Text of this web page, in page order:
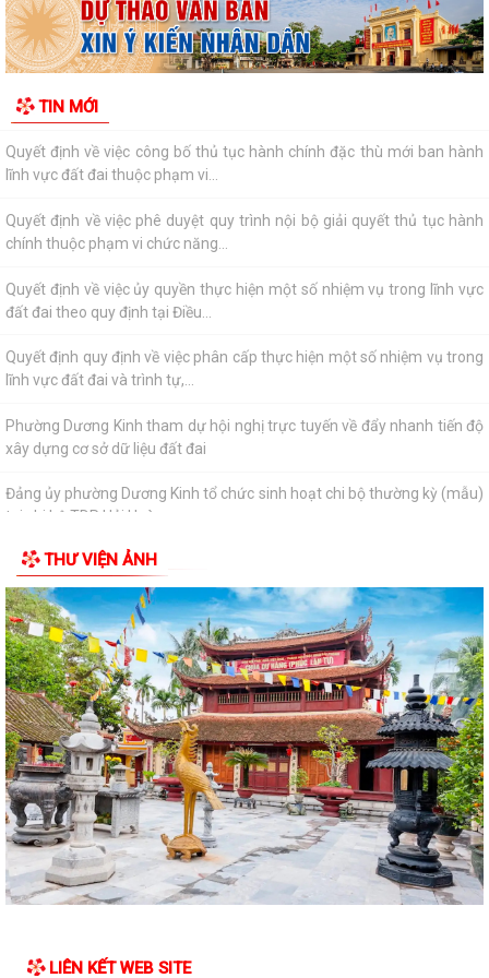
TIN MỚI
Ban Kinh tế - Ngân sách HĐND phường Dương Kinh khảo sát các dự án
dự kiến Kế hoạch đầu tư công năm...
hành, được sửa đổi, bổ sung và bị...
Quyết định về việc công bố thủ tục hành chính đặc thù mới ban hành
lĩnh vực đất đai thuộc phạm vi...
Quyết định về việc phê duyệt quy trình nội bộ giải quyết thủ tục hành
chính thuộc phạm vi chức năng...
Quyết định về việc ủy quyền thực hiện một số nhiệm vụ trong lĩnh vực
đất đai theo quy định tại Điều...
Quyết định quy định về việc phân cấp thực hiện một số nhiệm vụ trong
lĩnh vực đất đai và trình tự,...
Phường Dương Kinh tham dự hội nghị trực tuyến về đẩy nhanh tiến độ
xây dựng cơ sở dữ liệu đất đai
Đảng ủy phường Dương Kinh tổ chức sinh hoạt chi bộ thường kỳ (mẫu)
tại chi bộ TDP Hải Hoà
Phường Dương Kinh triển khai Chương trình Sức khỏe học đường giai
đoạn 2026–2035
Phường Dương Kinh tổ chức sinh hoạt dưới cờ, quyết tâm hoàn thành
các nhiệm vụ trọng tâm tháng 8
Quyết định về việc công bố Danh mục thủ tục hành chính được sửa đổi,
bổ sung thuộc phạm vi chức...
Kế hoạch tổ chức Hội nghị tổng kết năm học 2025-2026 và triển khai
phương hướng nhiệm vụ năm học...
Phường Dương Kinh dự Phiên họp thường kỳ tháng 7/2026 của UBND
thành phố
Đảng ủy - UBND phường Dương Kinh công bố các quyết định về công
Phường Dương Kinh chung tay hiến máu – Trao gửi yêu thương, tiếp
THƯ VIỆN ẢNH
LIÊN KẾT WEB SITE